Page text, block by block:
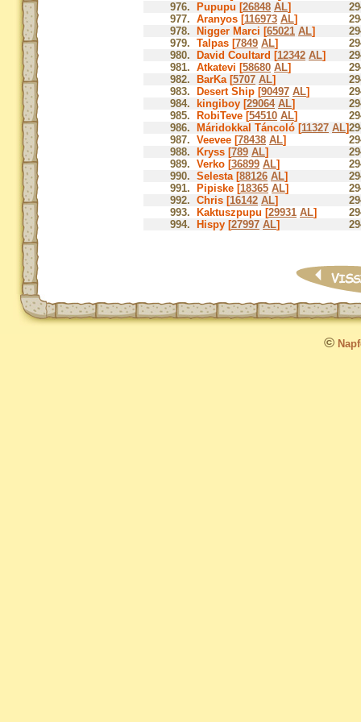
976.
Pupupu [26848 AL]
977. Aranyos [116973 AL]
978.
Nigger Marci [65021 AL]
979. Talpas [7849 AL]
980.
David Coultard [12342 AL]
981. Atkatevi [58680 AL]
982.
BarKa [5707 AL]
983.
Desert Ship [90497 AL]
984.
kingiboy [29064 AL]
985.
RobiTeve [54510 AL]
986.
Máridokkal Táncoló [11327 AL]
987. Veevee [78438 AL]
988.
Kryss [789 AL]
989. Verko [36899 AL]
990. Selesta [88126 AL]
991.
Pipiske [18365 AL]
992. Chris [16142 AL]
993.
Kaktuszpupu [29931 AL]
994.
Hispy [27997 AL]
©